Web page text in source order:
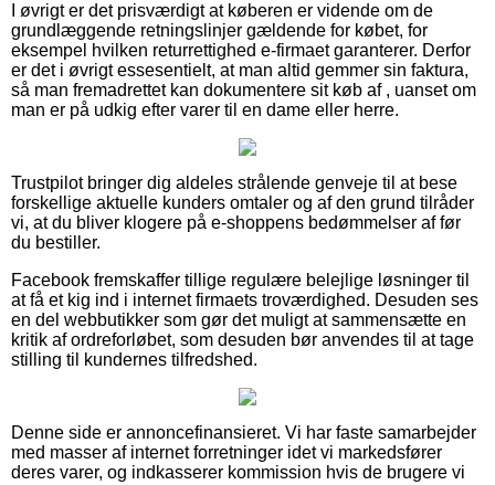
I øvrigt er det prisværdigt at køberen er vidende om de
grundlæggende retningslinjer gældende for købet, for
eksempel hvilken returrettighed e-firmaet garanterer. Derfor
er det i øvrigt essesentielt, at man altid gemmer sin faktura,
så man fremadrettet kan dokumentere sit køb af , uanset om
man er på udkig efter varer til en dame eller herre.
Trustpilot bringer dig aldeles strålende genveje til at bese
forskellige aktuelle kunders omtaler og af den grund tilråder
vi, at du bliver klogere på e-shoppens bedømmelser af før
du bestiller.
Facebook fremskaffer tillige regulære belejlige løsninger til
at få et kig ind i internet firmaets troværdighed. Desuden ses
en del webbutikker som gør det muligt at sammensætte en
kritik af ordreforløbet, som desuden bør anvendes til at tage
stilling til kundernes tilfredshed.
Denne side er annoncefinansieret. Vi har faste samarbejder
med masser af internet forretninger idet vi markedsfører
deres varer, og indkasserer kommission hvis de brugere vi